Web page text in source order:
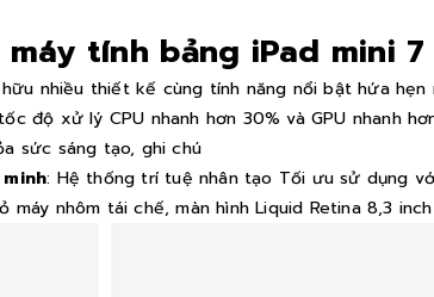
tính bảng iPad mini 7
nhiều thiết kế cùng tính năng nổi bật hứa
độ xử lý CPU nhanh hơn 30% và GPU nhanh
sức sáng tạo, ghi chú
: Hệ thống trí tuệ nhân tạo Tối ưu sử dụng
máy nhôm tái chế, màn hình Liquid Retina 8,3